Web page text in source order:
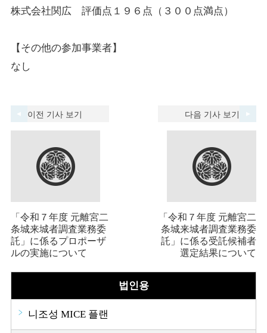
株式会社関広 評価点１９６点（３００点満点）
【その他の参加事業者】
なし
이전 기사 보기
「令和７年度 元離宮二
条城来城者調査業務委
託」に係るプロポーザ
ルの実施について
다음 기사 보기
「令和７年度 元離宮二
条城来城者調査業務委
託」に係る受託候補者
選定結果について
법인용
니조성 MICE 플랜